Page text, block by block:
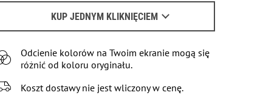
XXL Poinformuj o dostępności
XXXL Poinformuj o dostępności
KUP JEDNYM KLIKNIĘCIEM
Kiedy czekać na e-mail - przeczytajtu.
Odcienie kolorów na Twoim ekranie mogą się
różnić od koloru oryginału.
Koszt dostawy nie jest wliczony w cenę.